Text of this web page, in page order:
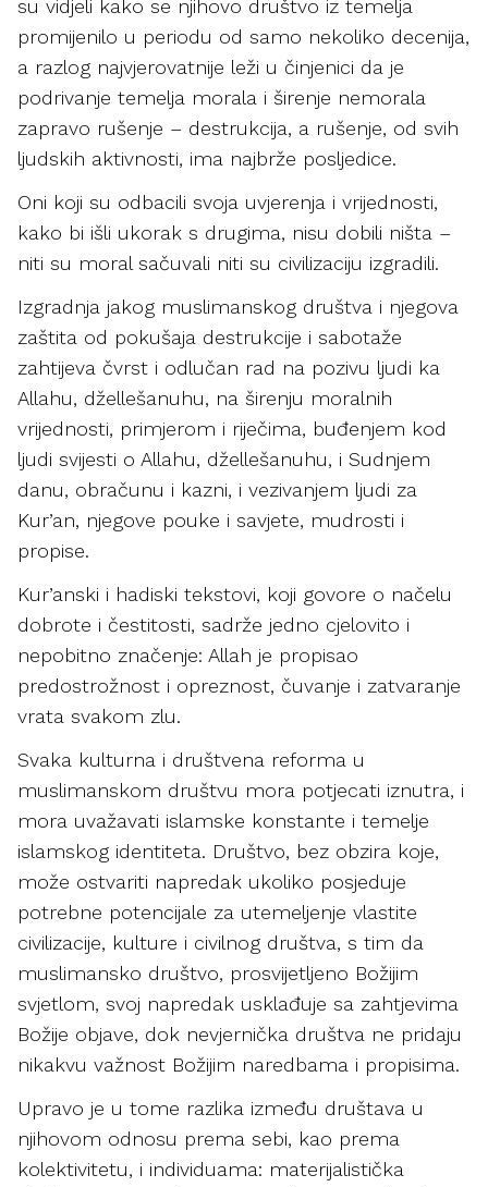
su vidjeli kako se njihovo društvo iz temelja
promijenilo u periodu od samo nekoliko decenija,
a razlog najvjerovatnije leži u činjenici da je
podrivanje temelja morala i širenje nemorala
zapravo rušenje – destrukcija, a rušenje, od svih
ljudskih aktivnosti, ima najbrže posljedice.
Oni koji su odbacili svoja uvjerenja i vrijednosti,
kako bi išli ukorak s drugima, nisu dobili ništa –
niti su moral sačuvali niti su civilizaciju izgradili.
Izgradnja jakog muslimanskog društva i njegova
zaštita od pokušaja destrukcije i sabotaže
zahtijeva čvrst i odlučan rad na pozivu ljudi ka
Allahu, džellešanuhu, na širenju moralnih
vrijednosti, primjerom i riječima, buđenjem kod
ljudi svijesti o Allahu, džellešanuhu, i Sudnjem
danu, obračunu i kazni, i vezivanjem ljudi za
Kur’an, njegove pouke i savjete, mudrosti i
propise.
Kur’anski i hadiski tekstovi, koji govore o načelu
dobrote i čestitosti, sadrže jedno cjelovito i
nepobitno značenje: Allah je propisao
predostrožnost i opreznost, čuvanje i zatvaranje
vrata svakom zlu.
Svaka kulturna i društvena reforma u
muslimanskom društvu mora potjecati iznutra, i
mora uvažavati islamske konstante i temelje
islamskog identiteta. Društvo, bez obzira koje,
može ostvariti napredak ukoliko posjeduje
potrebne potencijale za utemeljenje vlastite
civilizacije, kulture i civilnog društva, s tim da
muslimansko društvo, prosvijetljeno Božijim
svjetlom, svoj napredak usklađuje sa zahtjevima
Božije objave, dok nevjernička društva ne pridaju
nikakvu važnost Božijim naredbama i propisima.
Upravo je u tome razlika između društava u
njihovom odnosu prema sebi, kao prema
kolektivitetu, i individuama: materijalistička